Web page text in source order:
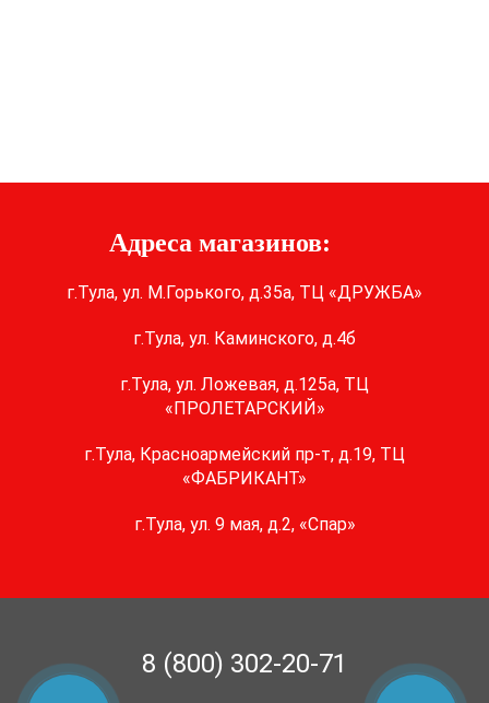
8 (800) 302-20-71
Адреса магазинов:
г.Тула, ул. М.Горького, д.35а, ТЦ «ДРУЖБА»
г.Тула, ул. Каминского, д.4б
г.Тула, ул. Ложевая, д.125а, ТЦ
«ПРОЛЕТАРСКИЙ»
г.Тула, Красноармейский пр-т, д.19, ТЦ
«ФАБРИКАНТ»
г.Тула, ул. 9 мая, д.2, «Спар»